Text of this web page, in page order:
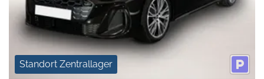
Standort Zentrallager